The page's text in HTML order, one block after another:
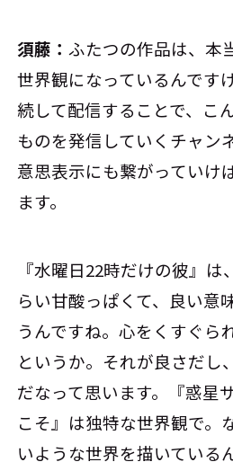
須藤：ふたつの作品は、本
世界観になっているんです
続して配信することで、こ
ものを発信していくチャン
意思表示にも繋がっていけ
ます。
『水曜日22時だけの彼』は
らい甘酸っぱくて、良い意
うんですね。心をくすぐら
というか。それが良さだし
だなって思います。『惑星
こそ』は独特な世界観で。
いような世界を描いている